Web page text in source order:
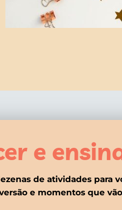
e
de atividades para
e momentos que